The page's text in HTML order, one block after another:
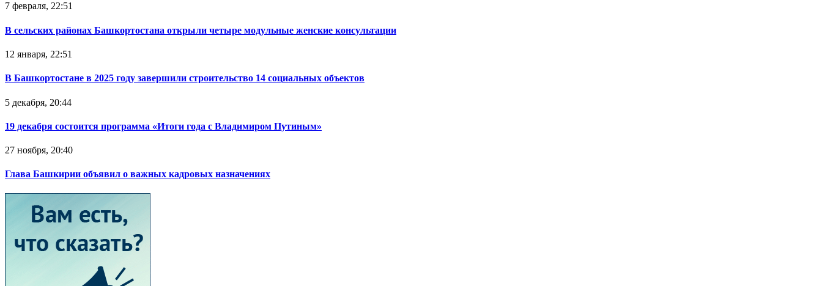
7 февраля, 22:51
В сельских районах Башкортостана открыли четыре модульные женские консультации
12 января, 22:51
В Башкортостане в 2025 году завершили строительство 14 социальных объектов
5 декабря, 20:44
19 декабря состоится программа «Итоги года с Владимиром Путиным»
27 ноября, 20:40
Глава Башкирии объявил о важных кадровых назначениях